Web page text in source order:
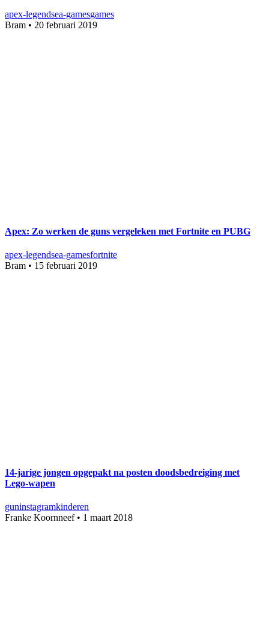
apex-legendsea-gamesgames
Bram • 20 februari 2019
Apex: Zo werken de guns vergeleken met Fortnite en PUBG
apex-legendsea-gamesfortnite
Bram • 15 februari 2019
14-jarige jongen opgepakt na posten doodsbedreiging met
Lego-wapen
guninstagramkinderen
Franke Koornneef• 1 maart 2018